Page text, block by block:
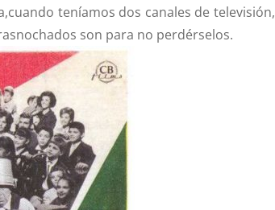
teníamos dos canales de televisión,
son para no perdérselos.